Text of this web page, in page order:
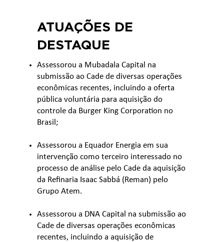
Assessorou a Mubadala Capital na
submissão ao Cade de diversas operações
econômicas recentes, incluindo a oferta
pública voluntária para aquisição do
controle da Burger King Corporation no
Brasil;
Assessorou a Equador Energia em sua
intervenção como terceiro interessado no
processo de análise pelo Cade da aquisição
da Refinaria Isaac Sabbá (Reman) pelo
Grupo Atem.
Assessorou a DNA Capital na submissão ao
Cade de diversas operações econômicas
recentes, incluindo a aquisição de
ATUAÇÕES DE
DESTAQUE